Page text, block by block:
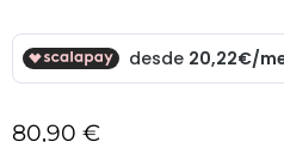
Precio actual
80,90 €